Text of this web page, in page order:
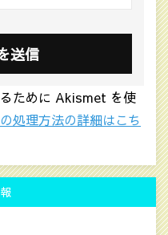
ために Akismet を使
処理方法の詳細はこち